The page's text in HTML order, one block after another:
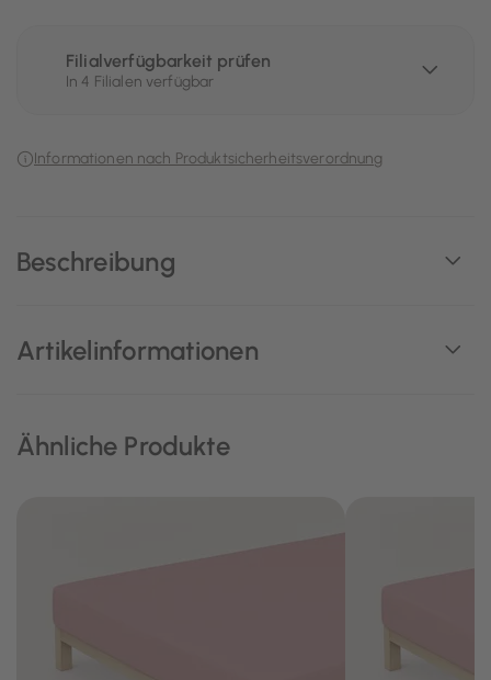
Beschreibung
Artikelinformationen
Filialverfügbarkeit prüfen
In 4 Filialen verfügbar
Informationen nach Produktsicherheitsverordnung